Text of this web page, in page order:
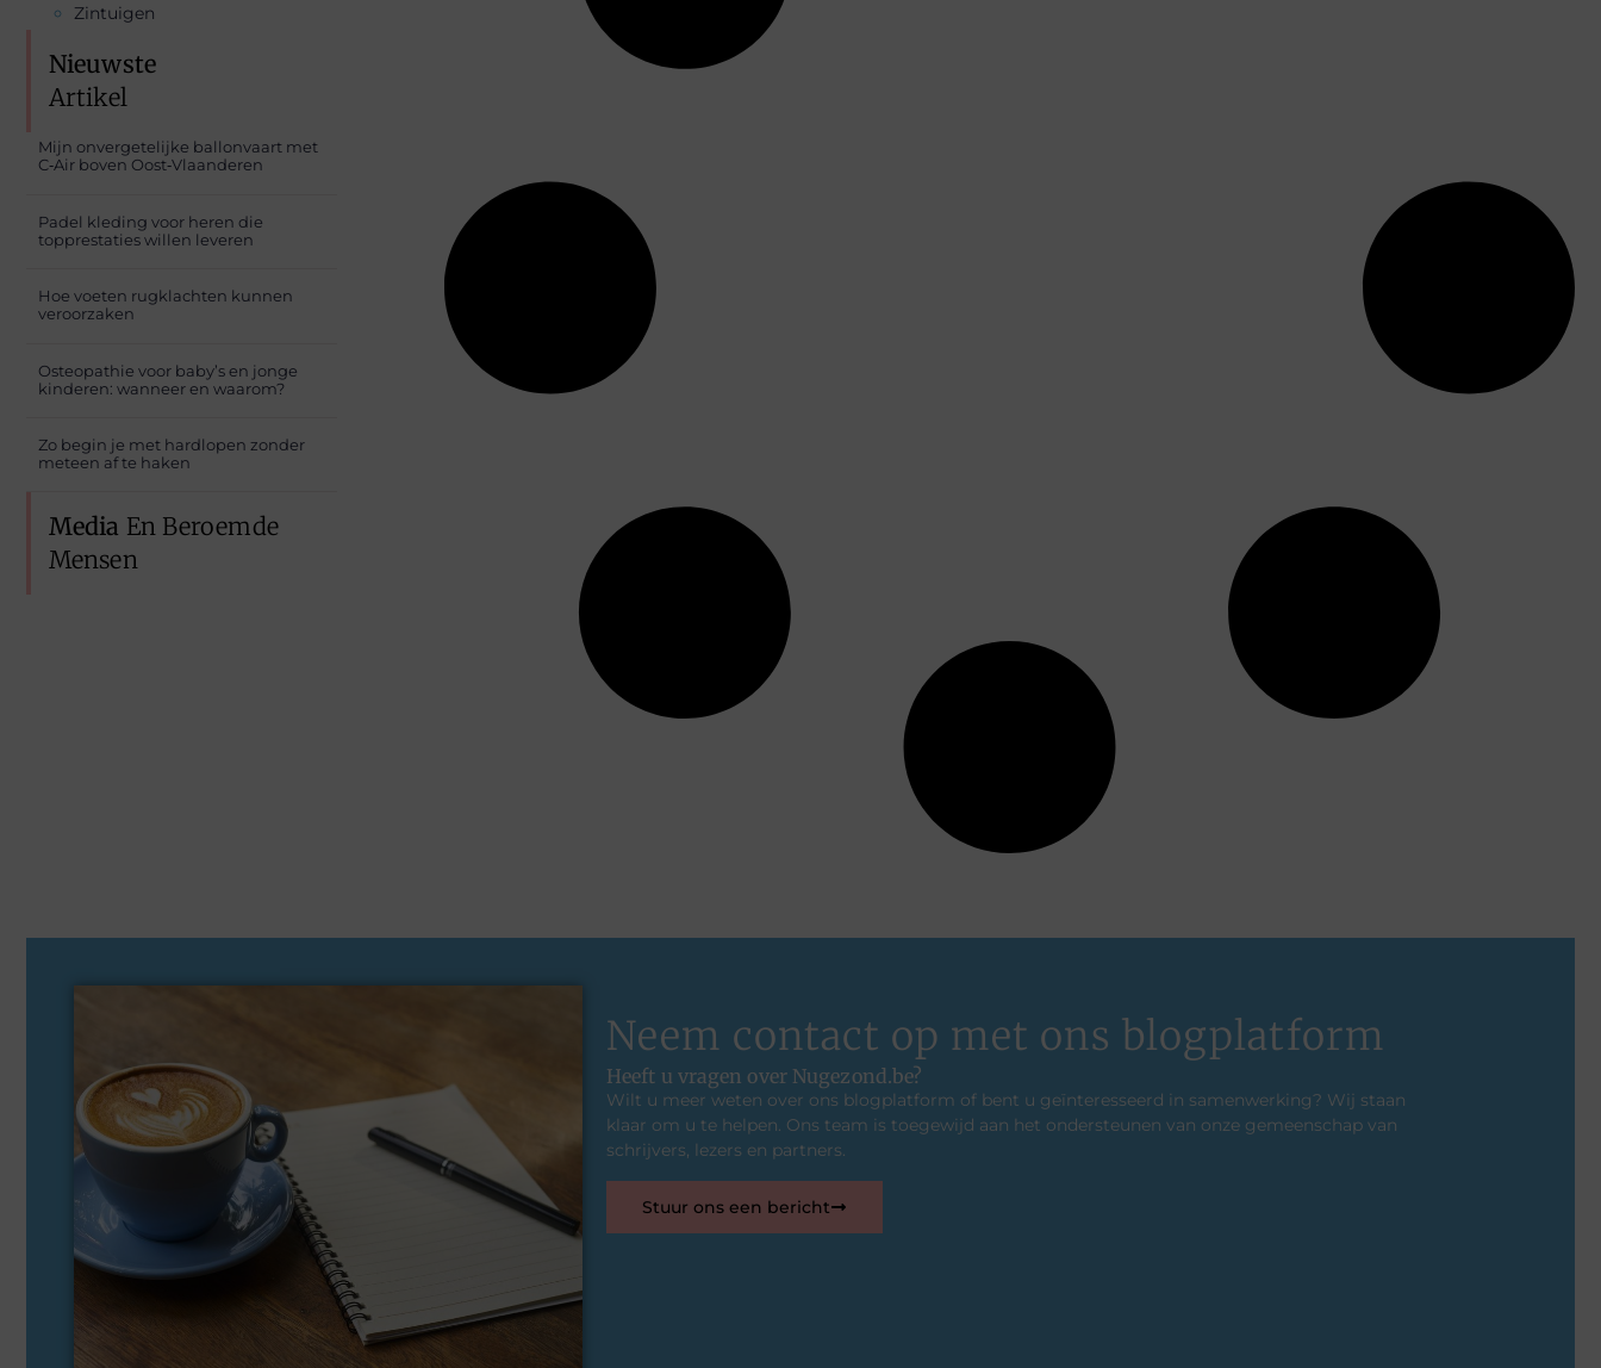
Zintuigen
Nieuwste
Artikel
Mijn onvergetelijke ballonvaart met
C‑Air boven Oost‑Vlaanderen
Padel kleding voor heren die
topprestaties willen leveren
Hoe voeten rugklachten kunnen
veroorzaken
Osteopathie voor baby’s en jonge
kinderen: wanneer en waarom?
Zo begin je met hardlopen zonder
meteen af te haken
Media En Beroemde
Mensen
Neem contact op met ons blogplatform
Heeft u vragen over Nugezond.be?
Wilt u meer weten over ons blogplatform of bent u geïnteresseerd in samenwerking? Wij staan
klaar om u te helpen. Ons team is toegewijd aan het ondersteunen van onze gemeenschap van
schrijvers, lezers en partners.
Stuur ons een bericht